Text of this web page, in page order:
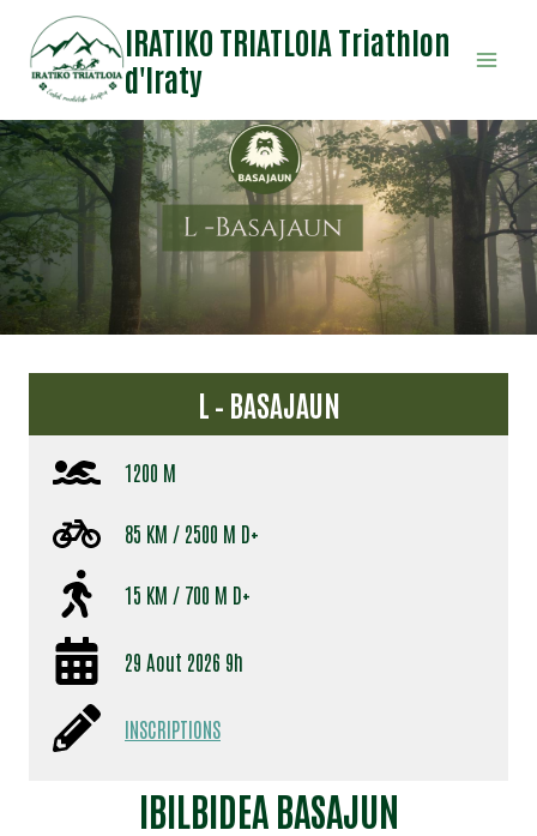
contenu
IRATIKO TRIATLOIA Triathlon
d'Iraty
L – BASAJAUN
1200 M
85 KM / 2500 M D+
15 KM / 700 M D+
29 Aout 2026 9h
INSCRIPTIONS
IBILBIDEA BASAJUN